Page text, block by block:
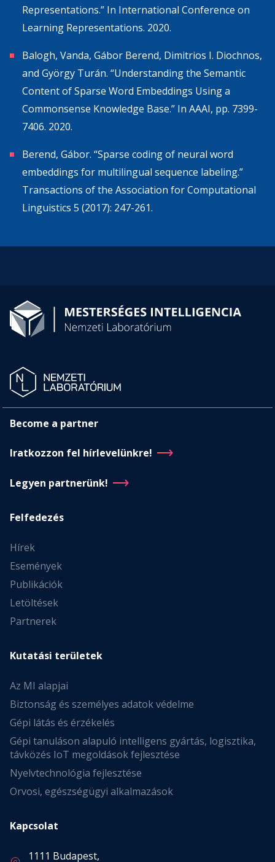
Representations.” In International Conference on
Learning Representations. 2020.
Balogh, Vanda, Gábor Berend, Dimitrios I. Diochnos,
and György Turán. “Understanding the Semantic
Content of Sparse Word Embeddings Using a
Commonsense Knowledge Base.” In AAAI, pp. 7399-
7406. 2020.
Berend, Gábor. “Sparse coding of neural word
embeddings for multilingual sequence labeling.”
Transactions of the Association for Computational
Linguistics 5 (2017): 247-261.
Become a partner
Iratkozzon fel hírlevelünkre!
Legyen partnerünk!
Felfedezés
Hírek
Események
Publikációk
Letöltések
Partnerek
Kutatási területek
Az MI alapjai
Biztonság és személyes adatok védelme
Gépi látás és érzékelés
Gépi tanuláson alapuló intelligens gyártás, logisztika,
távközés IoT megoldások fejlesztése
Nyelvtechnológia fejlesztése
Orvosi, egészségügyi alkalmazások
Kapcsolat
1111 Budapest,